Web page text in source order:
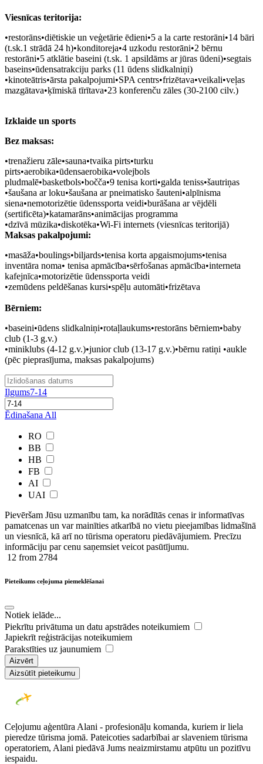
Viesnīcas teritorija:
•restorāns•diētiskie un veģetārie ēdieni•5 a la carte restorāni•14 bāri
(t.sk.1 strādā 24 h)•konditoreja•4 uzkodu restorāni•2 bērnu
restorāni•5 atklātie baseini (t.sk. 1 apsildāms ar jūras ūdeni)•segtais
baseins•ūdensatrakciju parks (11 ūdens slidkalniņi)
•kinoteātris•ārsta pakalpojumi•SPA centrs•frizētava•veikali•veļas
mazgātava•ķīmiskā tīrītava•23 konferenču zāles (30-2100 cilv.)
Izklaide un sports
Bez maksas:
•trenažieru zāle•sauna•tvaika pirts•turku
pirts•aerobika•ūdensaerobika•volejbols
pludmalē•basketbols•bočča•9 tenisa korti•galda teniss•šautriņas
•šaušana ar loku•šaušana ar pneimatisko šauteni•alpīnisma
siena•nemotorizētie ūdenssporta veidi•burāšana ar vējdēli
(sertificēta)•katamarāns•animācijas programma
•dzīvā mūzika•diskotēka•Wi-Fi internets (viesnīcas teritorijā)
Maksas pakalpojumi:
•masāža•boulings•biljards•tenisa korta apgaismojums•tenisa
inventāra noma• tenisa apmācība•sērfošanas apmācība•interneta
kafejnīca•motorizētie ūdenssporta veidi
•zemūdens peldēšanas kursi•spēļu automāti•frizētava
Bērniem:
•baseini•ūdens slidkalniņi•rotaļlaukums•restorāns bērniem•baby
club (1-3 g.v.)
•miniklubs (4-12 g.v.)•junior club (13-17 g.v.)•bērnu ratiņi •aukle
(pēc pieprasījuma, maksas pakalpojums)
Ilgums7-14
Ēdinašana All
RO
BB
HB
FB
AI
UAI
Pievēršam Jūsu uzmanību tam, ka norādītās cenas ir ​informatīvas ​
pamatcenas un var mainīties atkarībā ​no ​vietu pieejamības lidmašīnā
un viesnīcā, kā arī no tūrisma operatoru piedāvājumiem. Precīzu
informāciju par cenu saņemsiet veicot pasūtījumu.
12 from 2784
Pieteikums ceļojuma piemeklēšanai
Notiek ielāde...
Piekrītu privātuma un datu apstrādes noteikumiem
Japiekrīt reģistrācijas noteikumiem
Parakstīties uz jaunumiem
Aizvērt
Aizsūtīt pieteikumu
Ceļojumu aģentūra Alani - profesionāļu komanda, kuriem ir liela
pieredze tūrisma jomā. Pateicoties sadarbībai ar slaveniem tūrisma
operatoriem, Alani piedāvā Jums neaizmirstamu atpūtu un pozitīvu
iespaidu.